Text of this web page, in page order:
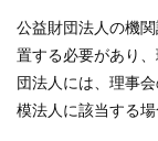
公益財団法人の機
置する必要があり
団法人には、理事
模法人に該当する